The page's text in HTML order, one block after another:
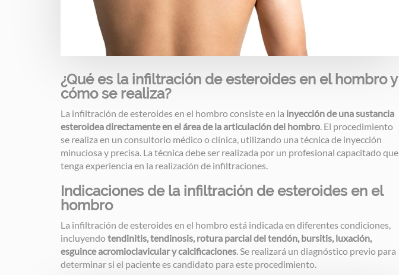
¿Qué es la infiltración de esteroides en el hombro y
cómo se realiza?
La infiltración de esteroides en el hombro consiste en la inyección de una sustancia
esteroidea directamente en el área de la articulación del hombro. El procedimiento
se realiza en un consultorio médico o clínica, utilizando una técnica de inyección
minuciosa y precisa. La técnica debe ser realizada por un profesional capacitado que
tenga experiencia en la realización de infiltraciones.
Indicaciones de la infiltración de esteroides en el
hombro
La infiltración de esteroides en el hombro está indicada en diferentes condiciones,
incluyendotendinitis, tendinosis, rotura parcial del tendón, bursitis, luxación,
esguince acromioclavicular y calcificaciones. Se realizará un diagnóstico previo para
determinar si el paciente es candidato para este procedimiento.